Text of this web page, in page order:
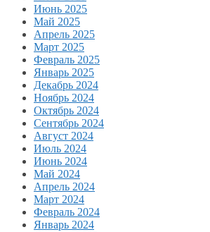
Июнь 2025
Май 2025
Апрель 2025
Март 2025
Февраль 2025
Январь 2025
Декабрь 2024
Ноябрь 2024
Октябрь 2024
Сентябрь 2024
Август 2024
Июль 2024
Июнь 2024
Май 2024
Апрель 2024
Март 2024
Февраль 2024
Январь 2024